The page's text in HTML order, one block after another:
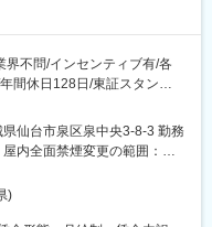
事故防止に努めることが重
（期間は人によって変動
が慣れるまで同行するた
界不問/インセンティブ有/各
間休日128日/東証スタンダ
フクダ電子株式会社のグル
提案営業に従事していただ
ミュニケーションや、良好
です。
仙台市泉区泉中央3-8-3 勤務
内全面禁煙変更の範囲：会
む）
)